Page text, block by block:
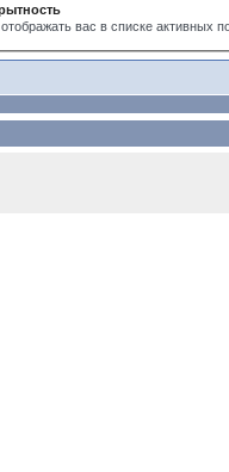
вас в списке активных